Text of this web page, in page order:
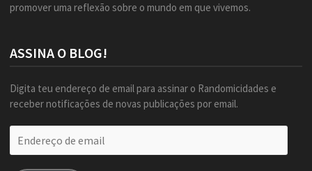
promover uma reflexão sobre o mundo em que vivemos.
ASSINA O BLOG!
Digita teu endereço de email para assinar o Randomicidades e
receber notificações de novas publicações por email.
de